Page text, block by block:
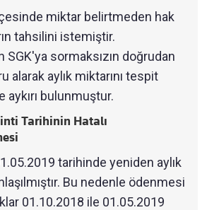
miktar belirtmeden hak
tahsilini istemiştir.
SGK'ya sormaksızın doğrudan
alarak aylık miktarını tespit
bulunmuştur.
Tarihinin Hatalı
tarihinde yeniden aylık
Bu nedenle ödenmesi
01.10.2018 ile 01.05.2019